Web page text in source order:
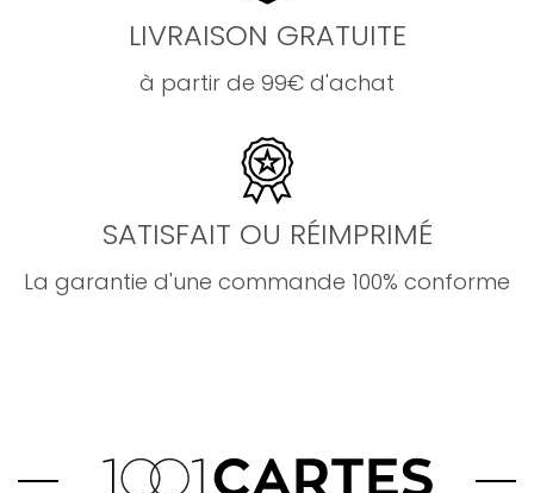
LIVRAISON GRATUITE
à partir de 99€ d'achat
SATISFAIT OU RÉIMPRIMÉ
La garantie d'une commande 100% conforme